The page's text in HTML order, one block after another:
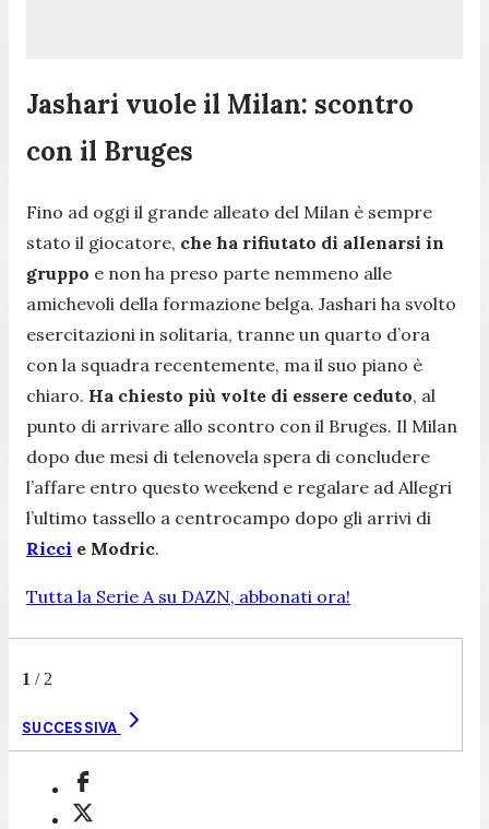
Jashari vuole il Milan: scontro
con il Bruges
Fino ad oggi il grande alleato del Milan è sempre
stato il giocatore, che ha rifiutato di allenarsi in
gruppo e non ha preso parte nemmeno alle
amichevoli della formazione belga. Jashari ha svolto
esercitazioni in solitaria, tranne un quarto d’ora
con la squadra recentemente, ma il suo piano è
chiaro. Ha chiesto più volte di essere ceduto, al
punto di arrivare allo scontro con il Bruges. Il Milan
dopo due mesi di telenovela spera di concludere
l’affare entro questo weekend e regalare ad Allegri
l’ultimo tassello a centrocampo dopo gli arrivi di
Ricci e Modric.
Tutta la Serie A su DAZN, abbonati ora!
1 / 2
SUCCESSIVA